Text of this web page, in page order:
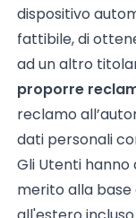
dispositivo
fattibile, di
ad un altro
proporre
reclamo
dati personali
Gli Utenti
merito alla